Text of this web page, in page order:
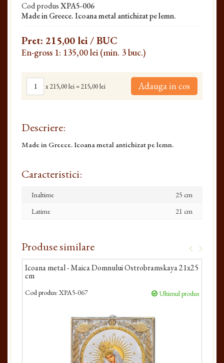
Cod produsXPA5-006
Made in Greece. Icoana metal antichizat pe lemn.
Pret: 215,00 lei/ BUC
En-gross 1: 135,00 lei (min. 3 buc.)
x215,00 lei=215,00 lei Adauga in cos
Descriere:
Made in Greece. Icoana metal antichizat pe lemn.
Caracteristici:
Inaltime
25 cm
Latime
21 cm
Produse similare
Icoana metal - Maica Domnului Ostrobramskaya 21x25
cm
Cod produs: XPA5-067 Ultimul produs